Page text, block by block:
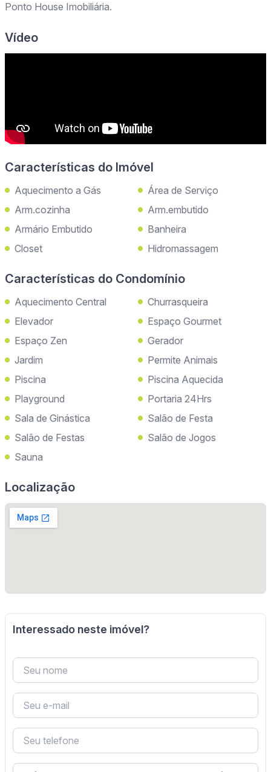
Ponto House Imobiliária.
Vídeo
Características do Imóvel
Aquecimento a Gás
Área de Serviço
Arm.cozinha
Arm.embutido
Armário Embutido
Banheira
Closet
Hidromassagem
Características do Condomínio
Aquecimento Central
Churrasqueira
Elevador
Espaço Gourmet
Espaço Zen
Gerador
Jardim
Permite Animais
Piscina
Piscina Aquecida
Playground
Portaria 24Hrs
Sala de Ginástica
Salão de Festa
Salão de Festas
Salão de Jogos
Sauna
Localização
Interessado neste imóvel?